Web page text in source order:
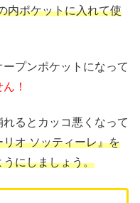
内ポケットに入れて使
プンポケットになって
！
るとカッコ悪くなって
オ ソッティーレ』を
にしましょう。